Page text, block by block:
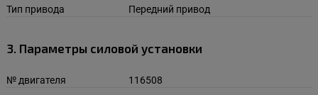
Тип привода
Передний привод
3. Параметры силовой установки
№ двигателя
116508